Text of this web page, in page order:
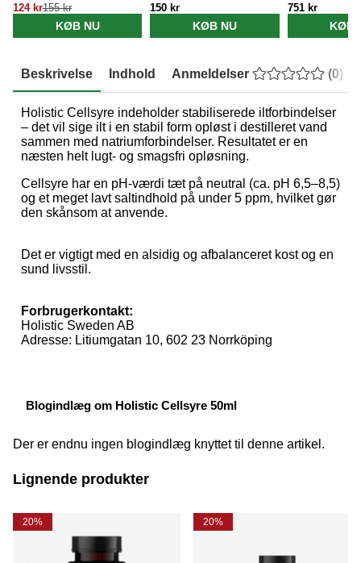
124 kr155 kr
KØB NU
150 kr
KØB NU
751 kr
KØB
Beskrivelse Indhold Anmeldelser (0)
Holistic Cellsyre indeholder stabiliserede iltforbindelser
– det vil sige ilt i en stabil form opløst i destilleret vand
sammen med natriumforbindelser. Resultatet er en
næsten helt lugt- og smagsfri opløsning.
Cellsyre har en pH-værdi tæt på neutral (ca. pH 6,5–8,5)
og et meget lavt saltindhold på under 5 ppm, hvilket gør
den skånsom at anvende.
Det er vigtigt med en alsidig og afbalanceret kost og en
sund livsstil.
Forbrugerkontakt:
Holistic Sweden AB
Adresse: Litiumgatan 10, 602 23 Norrköping
Blogindlæg om Holistic Cellsyre 50ml
Der er endnu ingen blogindlæg knyttet til denne artikel.
Lignende produkter
20% 20%